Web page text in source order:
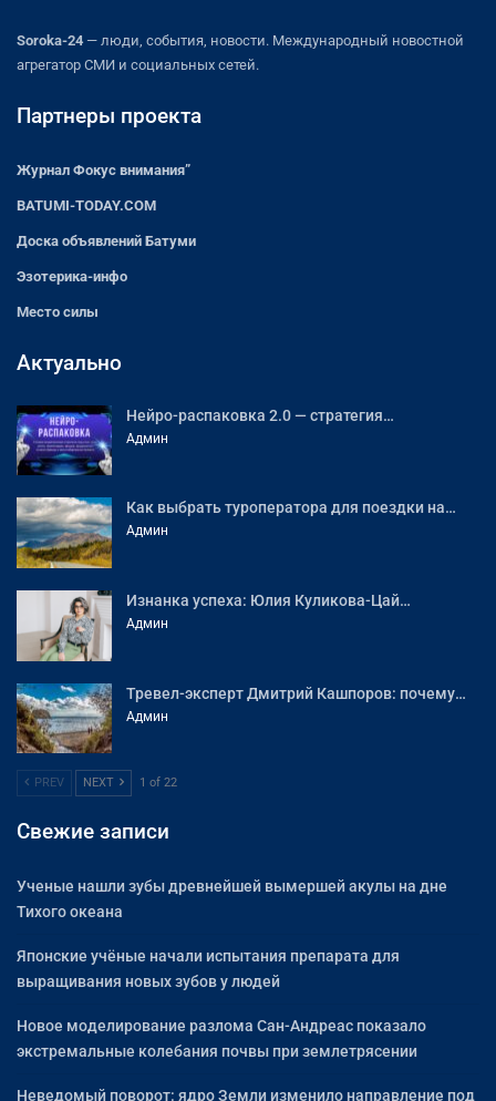
Soroka-24 — люди, события, новости. Международный новостной
агрегатор СМИ и социальных сетей.
Партнеры проекта
Журнал Фокус внимания”
BATUMI-TODAY.COM
Доска объявлений Батуми
Эзотерика-инфо
Место силы
Актуально
Нейро-распаковка 2.0 — стратегия…
Админ
Как выбрать туроператора для поездки на…
Админ
Изнанка успеха: Юлия Куликова-Цай…
Админ
Тревел-эксперт Дмитрий Кашпоров: почему…
Админ
PREV NEXT 1 of 22
Свежие записи
Ученые нашли зубы древнейшей вымершей акулы на дне
Тихого океана
Японские учёные начали испытания препарата для
выращивания новых зубов у людей
Новое моделирование разлома Сан-Андреас показало
экстремальные колебания почвы при землетрясении
Неведомый поворот: ядро Земли изменило направление под